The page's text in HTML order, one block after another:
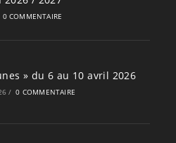
0 COMMENTAIRE
» du 6 au 10 avril 2026
/ 0 COMMENTAIRE